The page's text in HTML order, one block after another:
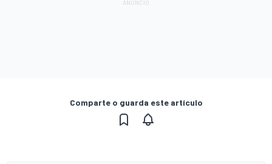
Comparte o guarda este artículo